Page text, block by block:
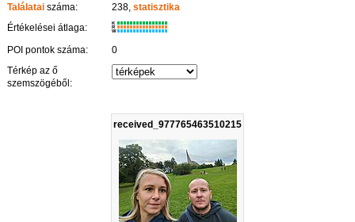
received_977765463510215
Találatai száma: 238,statisztika
Értékelései átlaga:
K
R
W
POI pontok száma:
0
Térkép az ő
szemszögéből: